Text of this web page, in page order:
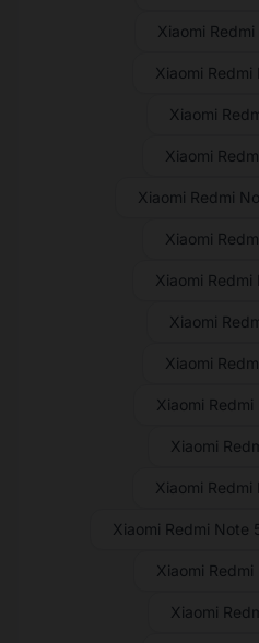
Xiaomi
Xiaomi Redmi
Xiaomi
Xiaomi
Xiaomi Redmi
Xiaomi
Xiaomi Redmi
Xiaomi
Xiaomi
Xiaomi
Xiaomi
Xiaomi Redmi
Xiaomi Redmi Note
Xiaomi
Xiaomi